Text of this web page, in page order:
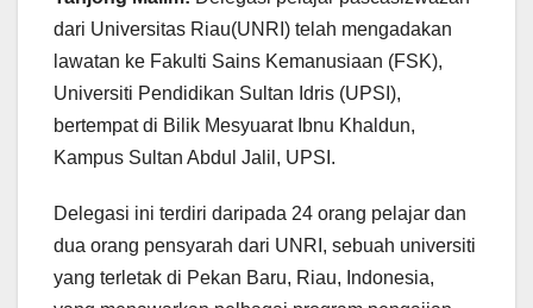
dari Universitas Riau(UNRI) telah mengadakan
lawatan ke Fakulti Sains Kemanusiaan (FSK),
Universiti Pendidikan Sultan Idris (UPSI),
bertempat di Bilik Mesyuarat Ibnu Khaldun,
Kampus Sultan Abdul Jalil, UPSI.
Delegasi ini terdiri daripada 24 orang pelajar dan
dua orang pensyarah dari UNRI, sebuah universiti
yang terletak di Pekan Baru, Riau, Indonesia,